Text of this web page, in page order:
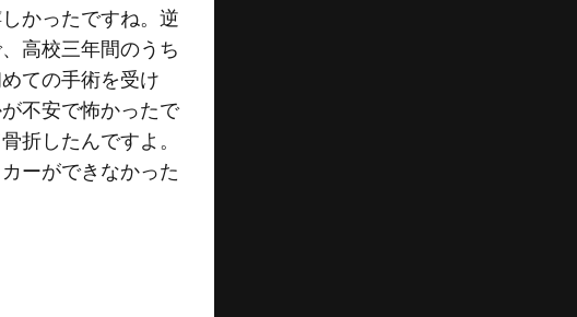
かったですね。逆
高校三年間のうち
ての手術を受け
不安で怖かったで
折したんですよ。
ーができなかった